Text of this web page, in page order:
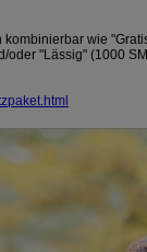
wie
"Lässig" (1000